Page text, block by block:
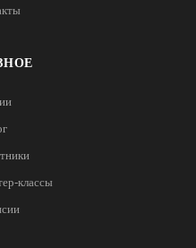
классы